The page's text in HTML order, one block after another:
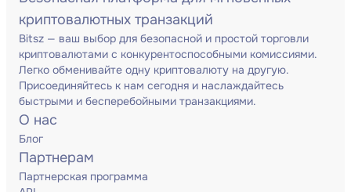
криптовалютных транзакций
Bitsz — ваш выбор для безопасной и простой торговли
криптовалютами с конкурентоспособными комиссиями.
Легко обменивайте одну криптовалюту на другую.
Присоединяйтесь к нам сегодня и наслаждайтесь
быстрыми и бесперебойными транзакциями.
О нас
Блог
Партнерам
Партнерская программа